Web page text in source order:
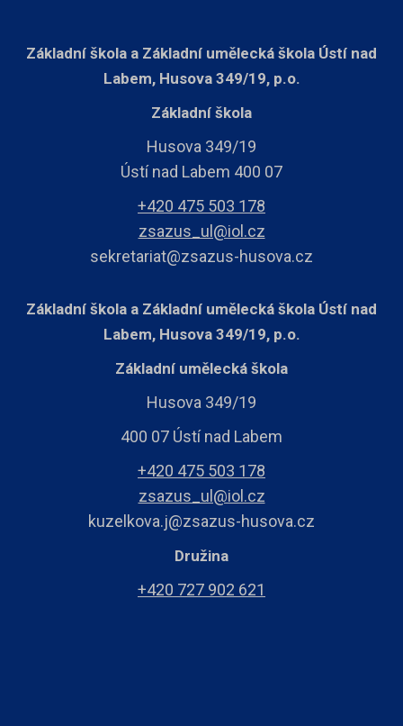
Základní škola a Základní umělecká škola Ústí nad
Labem, Husova 349/19, p.o.
Základní škola
Husova 349/19
Ústí nad Labem 400 07
+420 475 503 178
zsazus_ul@iol.cz
sekretariat@zsazus-husova.cz
Základní škola a Základní umělecká škola Ústí nad
Labem, Husova 349/19, p.o.
Základní umělecká škola
Husova 349/19
400 07 Ústí nad Labem
+420 475 503 178
zsazus_ul@iol.cz
kuzelkova.j@zsazus-husova.cz
Družina
+420 727 902 621